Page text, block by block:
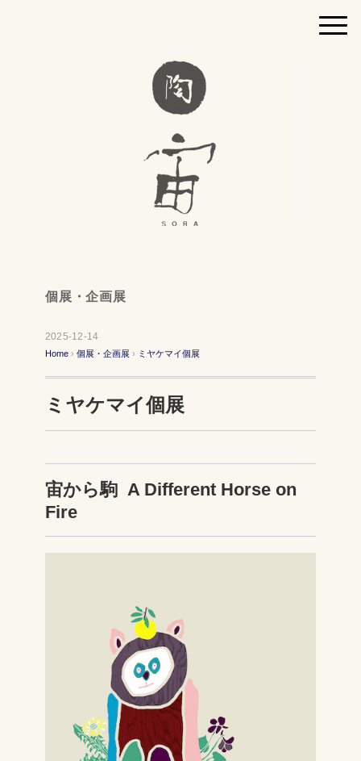
個展・企画展
2025-12-14
Home › 個展・企画展 › ミヤケマイ個展
ミヤケマイ個展
宙から駒 A Different Horse on
Fire